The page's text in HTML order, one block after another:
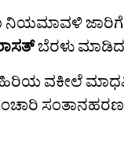
ಜಾರಿಗೆ
ಬೆರಳು
ಹಿರಿಯ ವಕೀಲೆ
ಸಂತಾನಹರಣ